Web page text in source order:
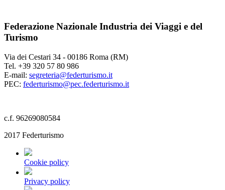
Federazione Nazionale Industria dei Viaggi e del
Turismo
Via dei Cestari 34 - 00186 Roma (RM)
Tel. +39 320 57 80 986
E-mail: segreteria@federturismo.it
PEC: federturismo@pec.federturismo.it
c.f. 96269080584
2017 Federturismo
Cookie policy
Privacy policy